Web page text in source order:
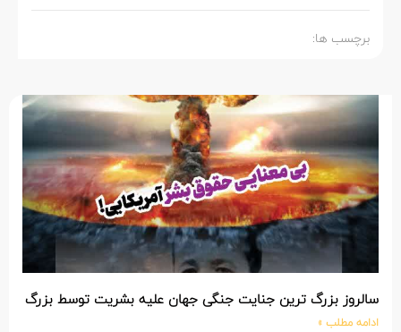
برچسب ها:
سالروز بزرگ ترین جنایت جنگی جهان علیه بشریت توسط بزرگ
ادامه مطلب »